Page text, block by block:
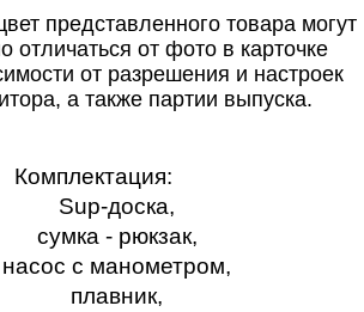
представленного товара могут
отличаться от фото в карточке
от разрешения и настроек
а также партии выпуска.
Комплектация:
Sup-доска,
сумка - рюкзак,
насос с манометром,
плавник,